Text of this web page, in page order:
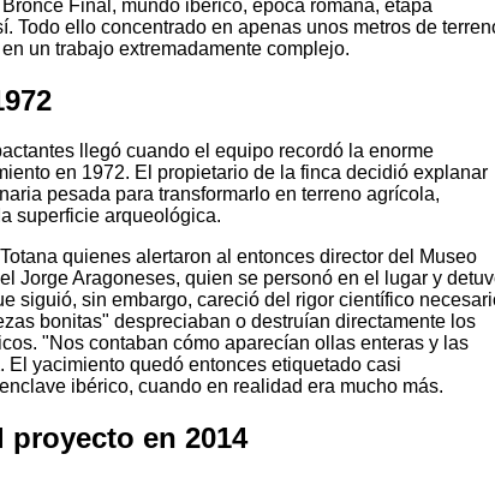
Final, mundo ibérico, época romana, etapa
Todo ello concentrado en apenas unos metros de
un trabajo extremadamente complejo.
llegó cuando el equipo recordó la enorme
en 1972. El propietario de la finca decidió explanar
pesada para transformarlo en terreno agrícola,
superficie arqueológica.
quienes alertaron al entonces director del Museo
Jorge Aragoneses, quien se personó en el lugar y
siguió, sin embargo, careció del rigor científico
bonitas" despreciaban o destruían directamente los
"Nos contaban cómo aparecían ollas enteras y las
yacimiento quedó entonces etiquetado casi
ibérico, cuando en realidad era mucho más.
en 2014